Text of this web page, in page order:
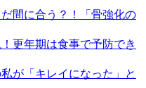
間に合う？！「骨強化の
更年期は食事で予防でき
が「キレイになった」と